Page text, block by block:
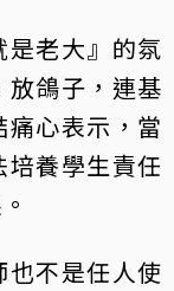
是老大』的氛
放鴿子，連基
心表示，當
培養學生責任
不是任人使